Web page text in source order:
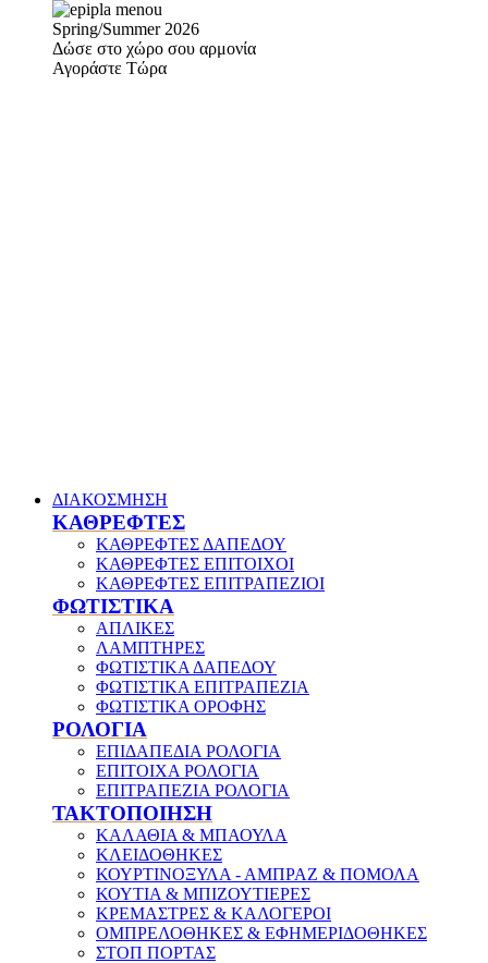
Spring/Summer 2026
Δώσε στο χώρο σου αρμονία
Αγοράστε Τώρα
ΔΙΑΚΟΣΜΗΣΗ
ΚΑΘΡΕΦΤΕΣ
ΚΑΘΡΕΦΤΕΣ ΔΑΠΕΔΟΥ
ΚΑΘΡΕΦΤΕΣ ΕΠΙΤΟΙΧΟΙ
ΚΑΘΡΕΦΤΕΣ ΕΠΙΤΡΑΠΕΖΙΟΙ
ΦΩΤΙΣΤΙΚΑ
ΑΠΛΙΚΕΣ
ΛΑΜΠΤΗΡΕΣ
ΦΩΤΙΣΤΙΚΑ ΔΑΠΕΔΟΥ
ΦΩΤΙΣΤΙΚΑ ΕΠΙΤΡΑΠΕΖΙΑ
ΦΩΤΙΣΤΙΚΑ ΟΡΟΦΗΣ
ΡΟΛΟΓΙΑ
ΕΠΙΔΑΠΕΔΙΑ ΡΟΛΟΓΙΑ
ΕΠΙΤΟΙΧΑ ΡΟΛΟΓΙΑ
ΕΠΙΤΡΑΠΕΖΙΑ ΡΟΛΟΓΙΑ
ΤΑΚΤΟΠΟΙΗΣΗ
ΚΑΛΑΘΙΑ & ΜΠΑΟΥΛΑ
ΚΛΕΙΔΟΘΗΚΕΣ
ΚΟΥΡΤΙΝΟΞΥΛΑ - ΑΜΠΡΑΖ & ΠΟΜΟΛΑ
ΚΟΥΤΙΑ & ΜΠΙΖΟΥΤΙΕΡΕΣ
ΚΡΕΜΑΣΤΡΕΣ & ΚΑΛΟΓΕΡΟΙ
ΟΜΠΡΕΛΟΘΗΚΕΣ & ΕΦΗΜΕΡΙΔΟΘΗΚΕΣ
ΣΤΟΠ ΠΟΡΤΑΣ